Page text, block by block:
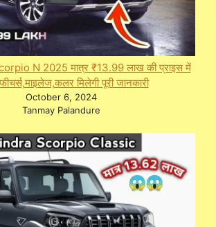
N 2025 मात्र ₹13.99 लाख की प्राइस में
मिलेगी पूरी जानकारी
October 6, 2024
Tanmay Palandure